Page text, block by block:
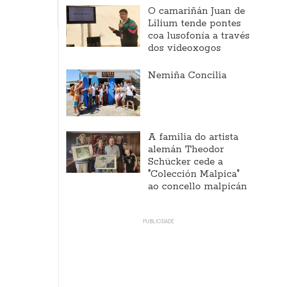
O camariñán Juan de
Lilium tende pontes
coa lusofonía a través
dos videoxogos
Nemiña Concilia
A familia do artista
alemán Theodor
Schücker cede a
"Colección Malpica"
ao concello malpicán